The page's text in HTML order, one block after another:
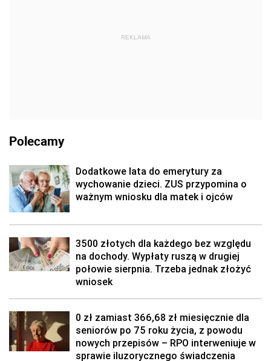
REKLAMA
Polecamy
Dodatkowe lata do emerytury za
wychowanie dzieci. ZUS przypomina o
ważnym wniosku dla matek i ojców
3500 złotych dla każdego bez względu
na dochody. Wypłaty ruszą w drugiej
połowie sierpnia. Trzeba jednak złożyć
wniosek
0 zł zamiast 366,68 zł miesięcznie dla
seniorów po 75 roku życia, z powodu
nowych przepisów – RPO interweniuje w
sprawie iluzorycznego świadczenia